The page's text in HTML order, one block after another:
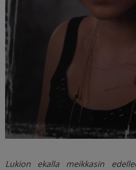
Lukion ekalla meikkasin